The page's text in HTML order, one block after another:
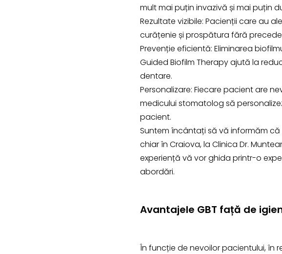
mult mai puțin invazivă și mai puțin
Rezultate vizibile: Pacienții care au
curățenie și prospătura fără
Prevenție eficientă: Eliminarea
Guided Biofilm Therapy ajută la
dentare.
Personalizare: Fiecare pacient are
medicului stomatolog să
pacient.
Suntem încântați să vă informăm
chiar în Craiova, la Clinica Dr.
experiență vă vor ghida printr-o
abordări.
Avantajele GBT față de
În funcție de nevoilor pacientului, în